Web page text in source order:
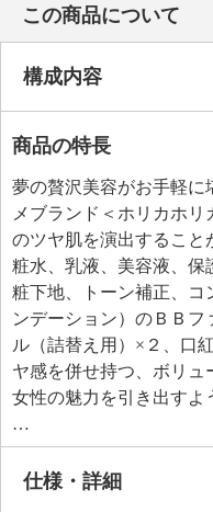
この商品について
構成内容
商品の特長
夢の贅沢美容がお手軽に
メブランド＜ホリカホ
のツヤ肌を演出すること
粧水、乳液、美容液、保
粧下地、トーン補正、コ
ンデーション）のＢＢフ
ル（詰替え用）×２、口
ヤ感を併せ持つ、ボリュ
女性の魅力を引き出すよ
リッシュ）のセットです
のＢＢファンデーション
ベタつきにくく、少量
仕様・詳細